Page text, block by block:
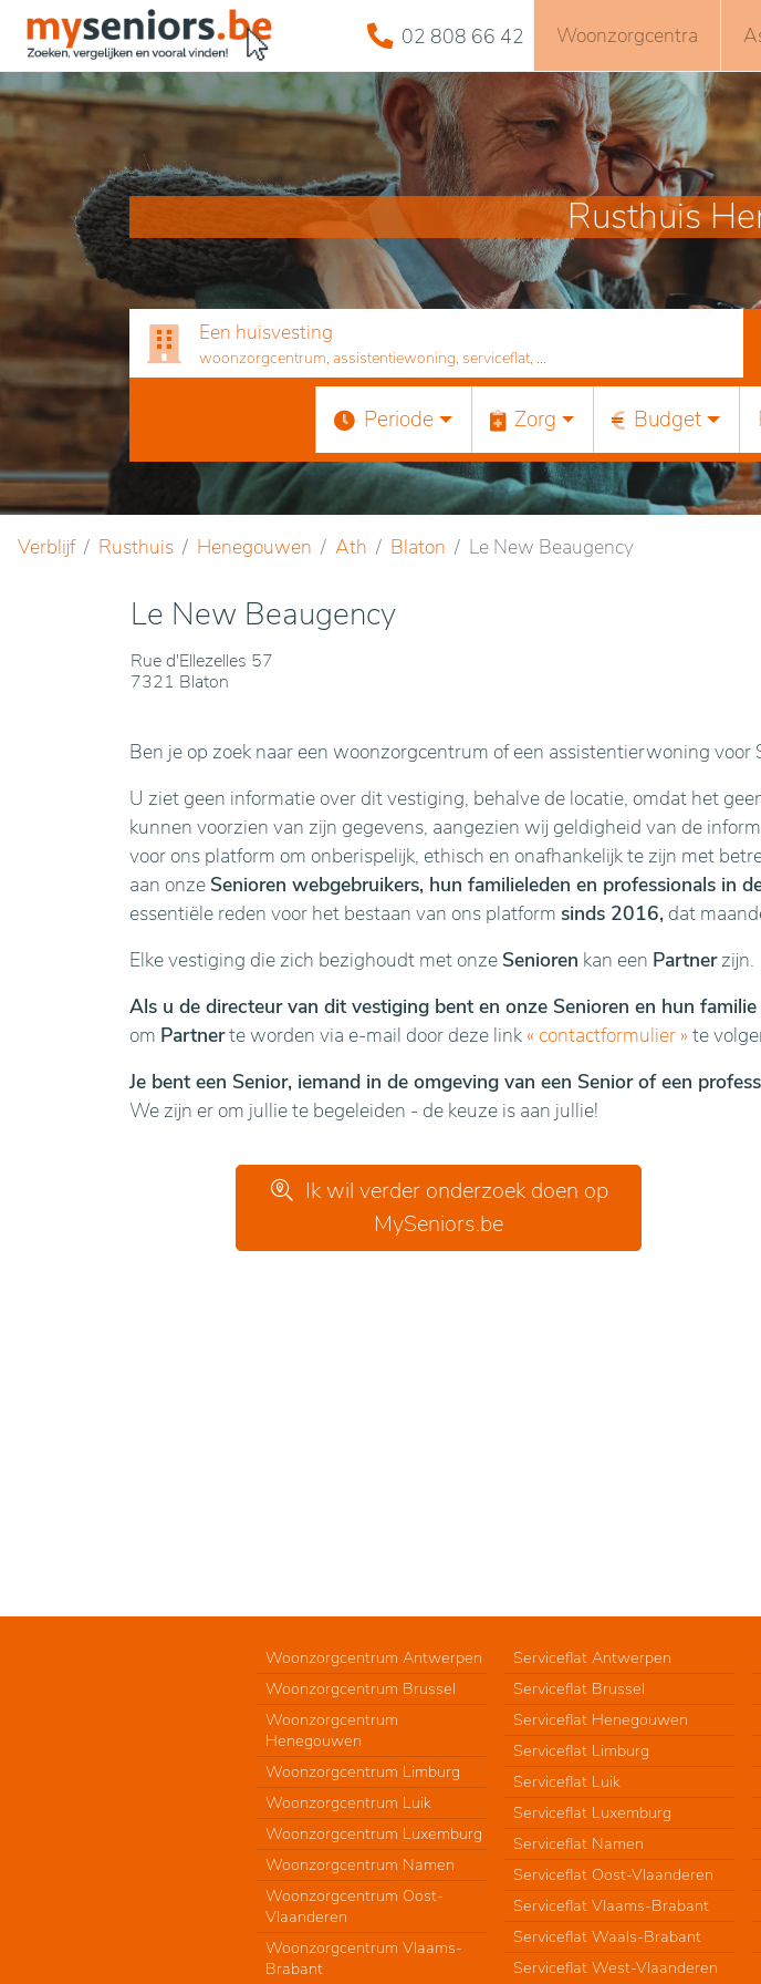
02 808 66 42 Woonzorgcentra
Rusthuis
Een huisvesting
woonzorgcentrum, assistentiewoning, serviceflat, ...
Periode Zorg Budget
Verblijf Rusthuis Henegouwen Ath Blaton Le New Beaugency
Le New Beaugency
Rue d'Ellezelles 57
7321 Blaton
Ben je op zoek naar een woonzorgcentrum of een assistentierwoning voor
U ziet geen informatie over dit vestiging, behalve de locatie, omdat het
kunnen voorzien van zijn gegevens, aangezien wij geldigheid van de
voor ons platform om onberispelijk, ethisch en onafhankelijk te zijn met
aan onze Senioren webgebruikers, hun familieleden en professionals in
essentiële reden voor het bestaan van ons platform sinds 2016, dat
Elke vestiging die zich bezighoudt met onze Senioren kan een Partnerzijn.
Als u de directeur van dit vestiging bent en onze Senioren en hun
om Partnerte worden via e-mail door deze link « contactformulier » te
Je bent een Senior, iemand in de omgeving van een Senior of een
We zijn er om jullie te begeleiden - de keuze is aan jullie!
Ik wil verder onderzoek doen op
MySeniors.be
Woonzorgcentrum Antwerpen
Woonzorgcentrum Brussel
Woonzorgcentrum
Henegouwen
Woonzorgcentrum Limburg
Woonzorgcentrum Luik
Woonzorgcentrum Luxemburg
Woonzorgcentrum Namen
Woonzorgcentrum Oost-
Vlaanderen
Woonzorgcentrum Vlaams-
Brabant
Serviceflat Antwerpen
Serviceflat Brussel
Serviceflat Henegouwen
Serviceflat Limburg
Serviceflat Luik
Serviceflat Luxemburg
Serviceflat Namen
Serviceflat Oost-Vlaanderen
Serviceflat Vlaams-Brabant
Serviceflat Waals-Brabant
Serviceflat West-Vlaanderen